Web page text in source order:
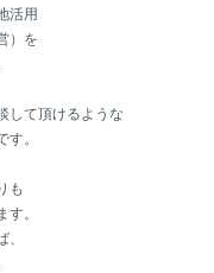
活用
）を
して頂けるような
。
も
。